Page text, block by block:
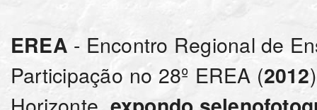
EREA - Encontro Regional de
Participação no 28º EREA (2012